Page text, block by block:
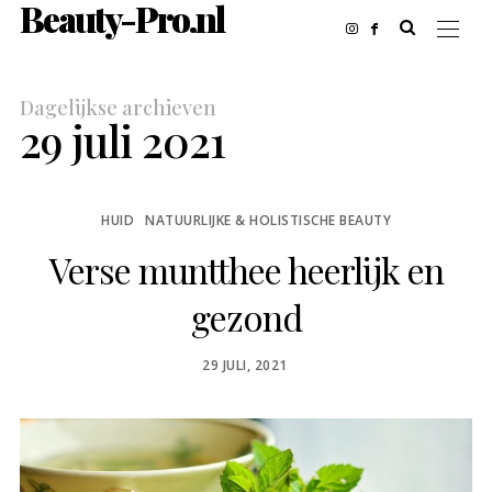
Beauty-Pro.nl
Dagelijkse archieven
29 juli 2021
HUID NATUURLIJKE & HOLISTISCHE BEAUTY
Verse muntthee heerlijk en
gezond
POSTED
29 JULI, 2021